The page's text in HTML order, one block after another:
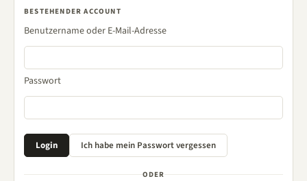
BESTEHENDER ACCOUNT
Benutzername oder E-Mail-Adresse
Passwort
ODER